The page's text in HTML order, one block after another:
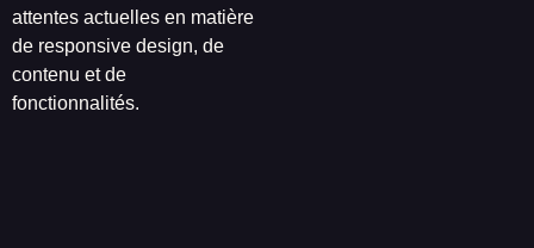
attentes actuelles en matière
de responsive design, de
contenu et de
fonctionnalités.